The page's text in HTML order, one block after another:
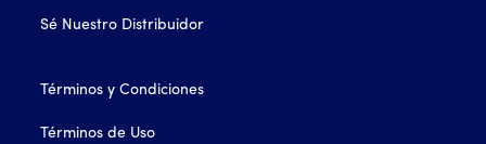
Sé Nuestro Distribuidor
Términos y Condiciones
Términos de Uso